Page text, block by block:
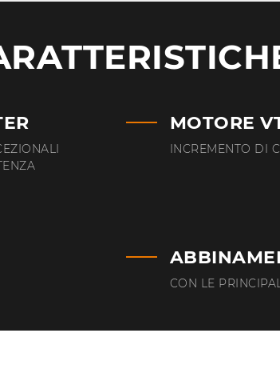
MOTORE
INCREMENTO DI
CON LE